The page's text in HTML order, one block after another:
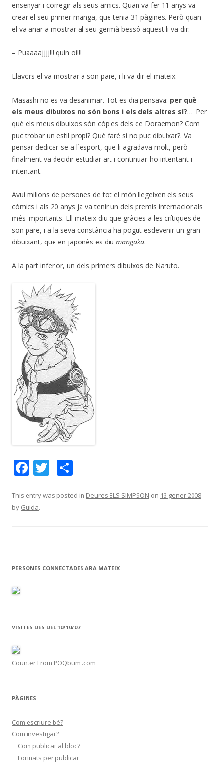
ensenyar i corregir als seus amics. Quan va fer 11 anys va
crear el seu primer manga, que tenia 31 pàgines. Però quan
el va anar a mostrar al seu germà bessó aquest li va dir:
– Puaaaajjjj!!! quin oi!!!!
Llavors el va mostrar a son pare, i li va dir el mateix.
Masashi no es va desanimar. Tot es dia pensava: per què
els meus dibuixos no són bons i els dels altres sí?…. Per
què els meus dibuixos són còpies dels de Doraemon? Com
puc trobar un estil propi? Què faré si no puc dibuixar?. Va
pensar dedicar-se a l´esport, que li agradava molt, però
finalment va decidir estudiar art i continuar-ho intentant i
intentant.
Avui milions de persones de tot el món llegeixen els seus
còmics i als 20 anys ja va tenir un dels premis internacionals
més importants. Ell mateix diu que gràcies a les crítiques de
son pare, i a la seva constància ha pogut esdevenir un gran
dibuixant, que en japonès es diu mangaka.
A la part inferior, un dels primers dibuixos de Naruto.
F
e
b
k
T
itt m
ix
This entry was posted in Deures ELS SIMPSON on 13 gener 2008
by Guida.
PERSONES CONNECTADES ARA MATEIX
VISITES DES DEL 10/10/07
Counter From POQbum .com
PÀGINES
Com escriure bé?
Com investigar?
Com publicar al bloc?
Formats per publicar